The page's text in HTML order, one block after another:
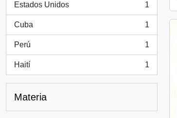
Estados Unidos
, 1 resultados
1
Cuba
, 1 resultados
1
Perú
, 1 resultados
1
Haití
, 1 resultados
1
Materia